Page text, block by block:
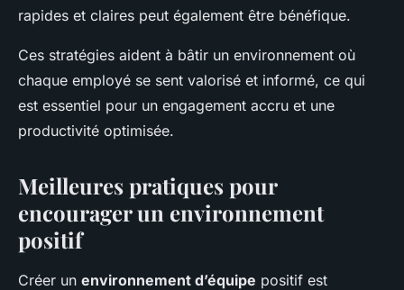
rapides et claires peut également être bénéfique.
Ces stratégies aident à bâtir un environnement où
chaque employé se sent valorisé et informé, ce qui
est essentiel pour un engagement accru et une
productivité optimisée.
Meilleures pratiques pour
encourager un environnement
positif
Créer un environnement d’équipe positif est